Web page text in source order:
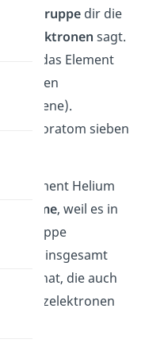
dir die
sagt.
steht das Element
siebten
ein Chloratom sieben
Element Helium
Ausnahme, weil es in
und insgesamt
hat, die auch
Valenzelektronen